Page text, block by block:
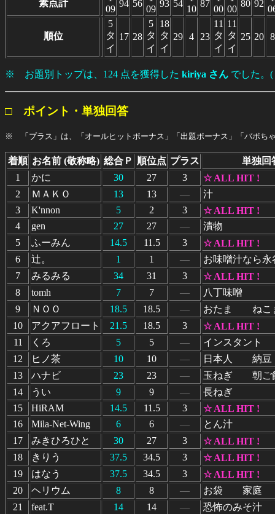
素点計
09
94 56
09
93 54
10
87
00 00
80 92
順位
5
タ
イ
17 28
5
タ
イ
18
タ
イ
29 4 23
11
タ
イ
11
タ
イ
25 20 8
※ お題別トップは、124 点を獲得した kiriya さん でした。
□ ポイント・単独回答
※ 「プラス」は、「オールヒットボーナス」「出題ボーナス」「バボち
着順 お名前 (敬称略) 総合Ｐ 順位点 プラス
単独回
1
かに 30 27 3
☆ ALL HIT !
2
ＭＡＫＯ 13 13 ―
汁
3
K'nnon 5 2 3
☆ ALL HIT !
4
gen 27 27 ―
漬物
5
ふーみん 14.5 11.5 3
☆ ALL HIT !
6
辻。 1 1 ―
お味噌汁なら永
7
みるみる 34 31 3
☆ ALL HIT !
8
tomh 7 7 ―
八丁味噌
9
ＮＯＯ 18.5 18.5 ―
おたま ねこ
10
アクアフロート 21.5 18.5 3
☆ ALL HIT !
11
くろ 5 5 ―
インスタン
12
ヒノ茶 10 10 ―
日本人 納豆
13
ハナビ 23 23 ―
玉ねぎ 朝ご
14
うい 9 9 ―
長ねぎ
15
HiRAM 14.5 11.5 3
☆ ALL HIT !
16
Mila-Net-Wing 6 6 ―
とん汁
17
みきひろひと 30 27 3
☆ ALL HIT !
18
きりう 37.5 34.5 3
☆ ALL HIT !
19
はなう 37.5 34.5 3
☆ ALL HIT !
20
ヘリウム 8 8 ―
お袋 家庭
21
feat.T 14 14 ―
恐怖のみそ